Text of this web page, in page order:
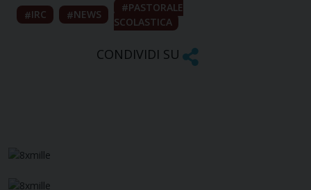
IRC NEWS
PASTORALE
SCOLASTICA
CONDIVIDI SU